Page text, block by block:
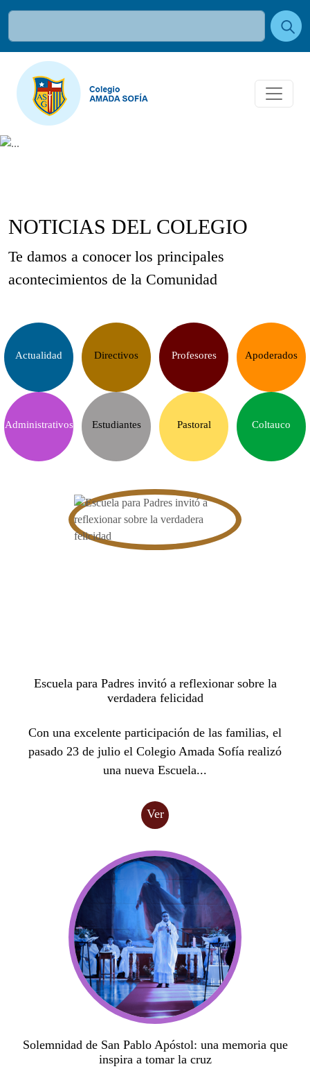
NOTICIAS DEL COLEGIO
Te damos a conocer los principales
acontecimientos de la Comunidad
Actualidad Directivos Profesores Apoderados
Administrativos Estudiantes Pastoral Coltauco
Escuela para Padres invitó a reflexionar sobre la
verdadera felicidad
Con una excelente participación de las familias, el
pasado 23 de julio el Colegio Amada Sofía realizó
una nueva Escuela...
Ver
Solemnidad de San Pablo Apóstol: una memoria que
inspira a tomar la cruz